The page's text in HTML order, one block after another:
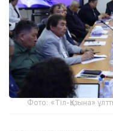
Фото: «Тіл-Қазына»